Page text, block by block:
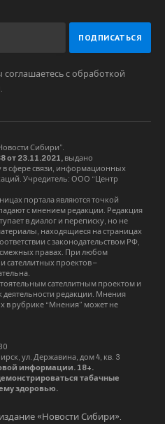
с обработкой
.
Сибири”.
от 23.11.2021, выдано
сфере связи, информационных
Учредитель: ООО “Центр
портала являются точкой
с мнением редакции. Редакция
в диалог и переписку, но не
находящиеся на страницах
с законодательством РФ,
смежных правах. При любом
сателлитных проектов –
сателлитным проектом и
редакции. Мнения
в рубрике “Мнения” может не
ул. Державина, дом 4, кв. 3
информации. 18+.
табачные
здоровью.
«Новости Сибири».